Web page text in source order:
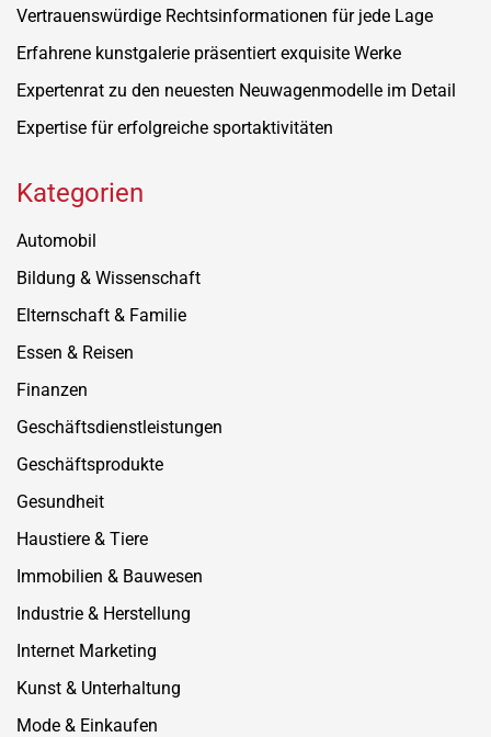
Vertrauenswürdige Rechtsinformationen für jede Lage
Erfahrene kunstgalerie präsentiert exquisite Werke
Expertenrat zu den neuesten Neuwagenmodelle im Detail
Expertise für erfolgreiche sportaktivitäten
Kategorien
Automobil
Bildung & Wissenschaft
Elternschaft & Familie
Essen & Reisen
Finanzen
Geschäftsdienstleistungen
Geschäftsprodukte
Gesundheit
Haustiere & Tiere
Immobilien & Bauwesen
Industrie & Herstellung
Internet Marketing
Kunst & Unterhaltung
Mode & Einkaufen